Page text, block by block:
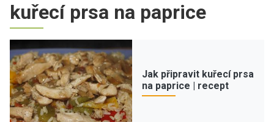
kuřecí prsa na paprice
Jak připravit kuřecí prsa
na paprice | recept